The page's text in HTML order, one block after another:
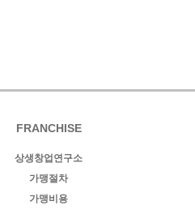
FRANCHISE
상생창업연구소
가맹절차
가맹비용